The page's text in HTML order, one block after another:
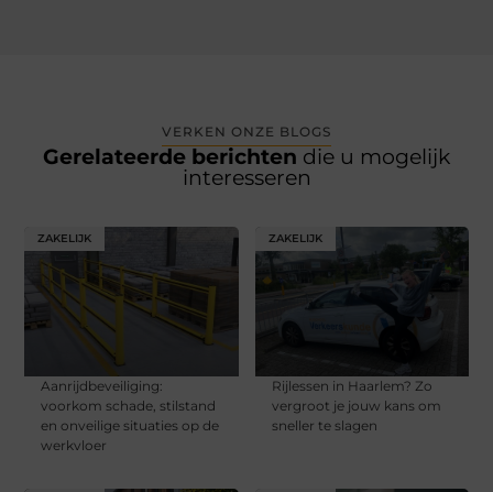
VERKEN ONZE BLOGS
Gerelateerde berichten die u mogelijk
interesseren
ZAKELIJK
Aanrijdbeveiliging:
voorkom schade, stilstand
en onveilige situaties op de
werkvloer
ZAKELIJK
Rijlessen in Haarlem? Zo
vergroot je jouw kans om
sneller te slagen